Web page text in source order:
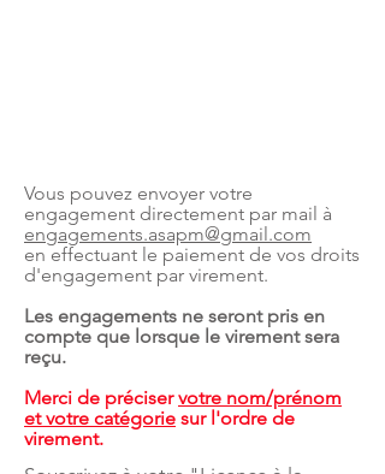
Vous pouvez envoyer votre
engagement directement par mail à
engagements.asapm@gmail.com
en effectuant le paiement de vos droits
d'engagement par virement.
Les engagements ne seront pris en
compte que lorsque le virement sera
reçu.
Merci de préciservotre nom/prénom
et votre catégorie sur l'ordre de
virement.